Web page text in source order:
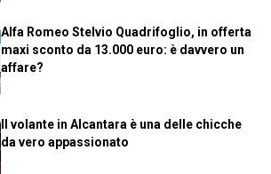
Alfa Romeo Stelvio Quadrifoglio, in offerta
maxi sconto da 13.000 euro: è davvero un
affare?
Il volante in Alcantara è una delle chicche
da vero appassionato